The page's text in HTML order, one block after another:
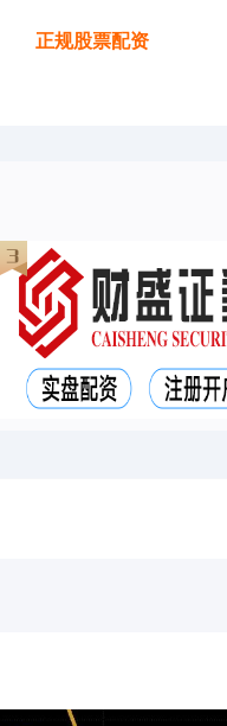
正规股票配资